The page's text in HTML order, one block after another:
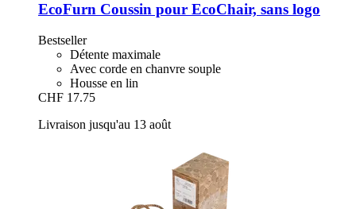
EcoFurn Coussin pour EcoChair, sans logo
Bestseller
Détente maximale
Avec corde en chanvre souple
Housse en lin
CHF 17.75
Livraison jusqu'au 13 août